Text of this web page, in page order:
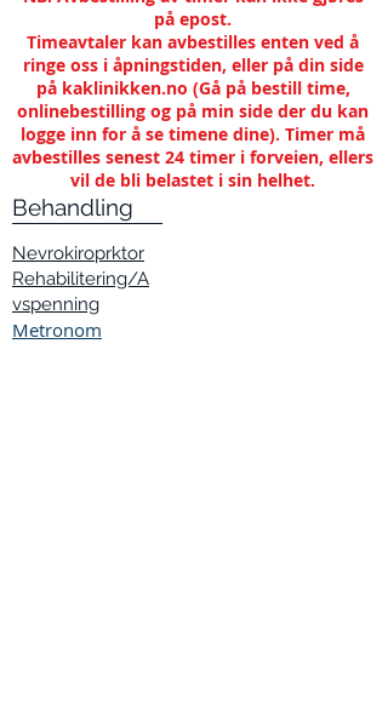
på epost.
Timeavtaler kan avbestilles enten ved å
ringe oss i åpningstiden, eller på din side
på kaklinikken.no (Gå på bestill time,
onlinebestilling og på min side der du kan
logge inn for å se timene dine). Timer må
avbestilles senest 24 timer i forveien, ellers
vil de bli belastet i sin helhet.
Behandling
Nevrokiroprktor
Rehabilitering/A
vspenning
Metronom